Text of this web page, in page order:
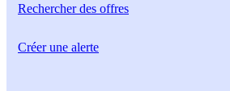
Rechercherdes offres
Créer une alerte